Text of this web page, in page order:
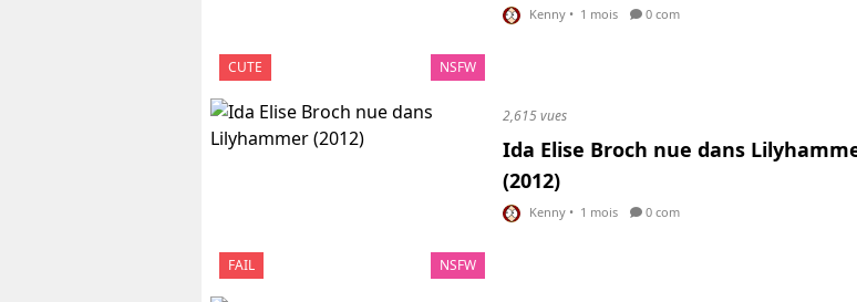
CUTE NSFW
Kenny • 1 mois 0 com
FAIL NSFW
2,615 vues
Ida Elise Broch nue dans
(2012)
Kenny • 1 mois 0 com